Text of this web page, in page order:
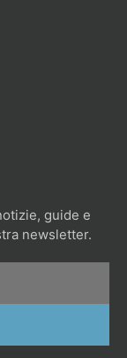
guide e
newsletter.